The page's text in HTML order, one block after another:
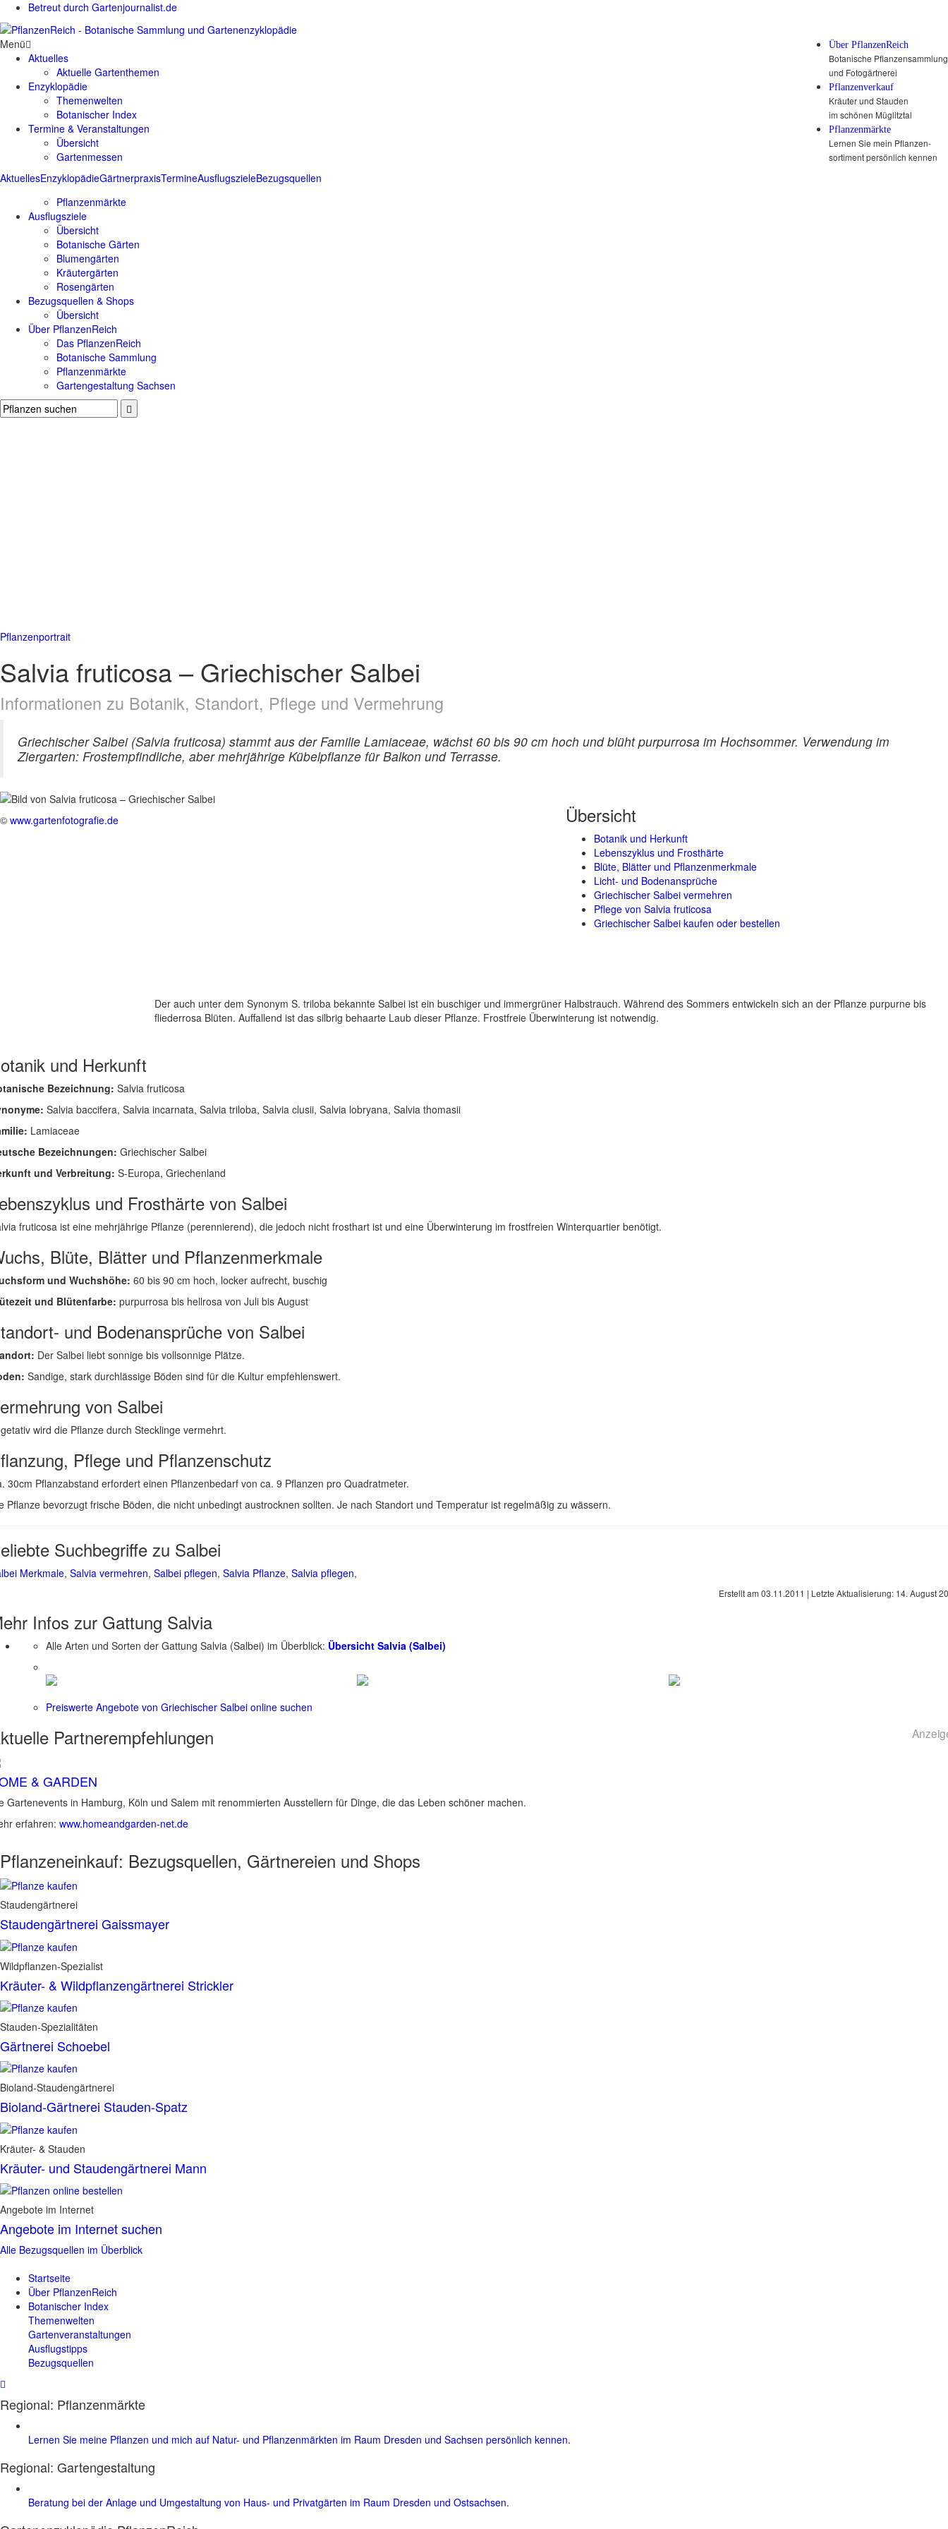
Betreut durch Gartenjournalist.de
Über PflanzenReich
Botanische Pflanzensammlung
und Fotogärtnerei
Pflanzenverkauf
Kräuter und Stauden
im schönen Müglitztal
Pflanzenmärkte
Lernen Sie mein Pflanzen-
sortiment persönlich kennen
AktuellesEnzyklopädieGärtnerpraxisTermineAusflugszieleBezugsquellen
Menü
Aktuelles
Aktuelle Gartenthemen
Enzyklopädie
Themenwelten
Botanischer Index
Termine & Veranstaltungen
Übersicht
Gartenmessen
Pflanzenmärkte
Ausflugsziele
Übersicht
Botanische Gärten
Blumengärten
Kräutergärten
Rosengärten
Bezugsquellen & Shops
Übersicht
Über PflanzenReich
Das PflanzenReich
Botanische Sammlung
Pflanzenmärkte
Gartengestaltung Sachsen
Pflanzenportrait
Salvia fruticosa – Griechischer Salbei
Informationen zu Botanik, Standort, Pflege und Vermehrung
Griechischer Salbei (Salvia fruticosa) stammt aus der Familie Lamiaceae, wächst 60 bis 90 cm hoch und blüht purpurrosa im Hochsommer. Verwendung im
Ziergarten: Frostempfindliche, aber mehrjährige Kübelpflanze für Balkon und Terrasse.
© www.gartenfotografie.de Übersicht
Botanik und Herkunft
Lebenszyklus und Frosthärte
Blüte, Blätter und Pflanzenmerkmale
Licht- und Bodenansprüche
Griechischer Salbei vermehren
Pflege von Salvia fruticosa
Griechischer Salbei kaufen oder bestellen
Der auch unter dem Synonym S. triloba bekannte Salbei ist ein buschiger und immergrüner Halbstrauch. Während des Sommers entwickeln sich an der Pflanze purpurne bis
fliederrosa Blüten. Auffallend ist das silbrig behaarte Laub dieser Pflanze. Frostfreie Überwinterung ist notwendig.
und Herkunft
Bezeichnung: Salvia fruticosa
Salvia baccifera, Salvia incarnata, Salvia triloba, Salvia clusii, Salvia lobryana, Salvia thomasii
Lamiaceae
Bezeichnungen: Griechischer Salbei
und Verbreitung: S-Europa, Griechenland
und Frosthärte von Salbei
fruticosa ist eine mehrjährige Pflanze (perennierend), die jedoch nicht frosthart ist und eine Überwinterung im frostfreien Winterquartier benötigt.
Blüte, Blätter und Pflanzenmerkmale
und Wuchshöhe: 60 bis 90 cm hoch, locker aufrecht, buschig
und Blütenfarbe: purpurrosa bis hellrosa von Juli bis August
und Bodenansprüche von Salbei
Der Salbei liebt sonnige bis vollsonnige Plätze.
Sandige, stark durchlässige Böden sind für die Kultur empfehlenswert.
von Salbei
wird die Pflanze durch Stecklinge vermehrt.
Pflege und Pflanzenschutz
30cm Pflanzabstand erfordert einen Pflanzenbedarf von ca. 9 Pflanzen pro Quadratmeter.
Pflanze bevorzugt frische Böden, die nicht unbedingt austrocknen sollten. Je nach Standort und Temperatur ist regelmäßig zu wässern.
Suchbegriffe zu Salbei
Merkmale, Salvia vermehren, Salbei pflegen, Salvia Pflanze, Salvia pflegen,
Erstellt am 03.11.2011 | Letzte Aktualisierung: 14. August
Infos zur Gattung Salvia
Alle Arten und Sorten der Gattung Salvia (Salbei) im Überblick: Übersicht Salvia (Salbei)
Preiswerte Angebote von Griechischer Salbei online suchen
Partnerempfehlungen
& GARDEN
Gartenevents in Hamburg, Köln und Salem mit renommierten Ausstellern für Dinge, die das Leben schöner machen.
erfahren: www.homeandgarden-net.de
Pflanzeneinkauf: Bezugsquellen, Gärtnereien und Shops
Staudengärtnerei
Staudengärtnerei Gaissmayer
Wildpflanzen-Spezialist
Kräuter- & Wildpflanzengärtnerei Strickler
Stauden-Spezialitäten
Gärtnerei Schoebel
Bioland-Staudengärtnerei
Bioland-Gärtnerei Stauden-Spatz
Kräuter- & Stauden
Kräuter- und Staudengärtnerei Mann
Angebote im Internet
Angebote im Internet suchen
Alle Bezugsquellen im Überblick
Startseite
Über PflanzenReich
Botanischer Index
Themenwelten
Gartenveranstaltungen
Ausflugstipps
Bezugsquellen
Regional: Pflanzenmärkte
Lernen Sie meine Pflanzen und mich auf Natur- und Pflanzenmärkten im Raum Dresden und Sachsen persönlich kennen.
Regional: Gartengestaltung
Beratung bei der Anlage und Umgestaltung von Haus- und Privatgärten im Raum Dresden und Ostsachsen.